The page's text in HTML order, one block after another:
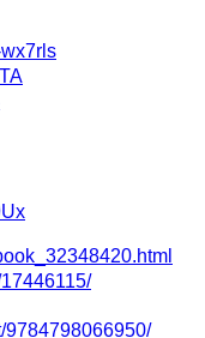
9784798066950/